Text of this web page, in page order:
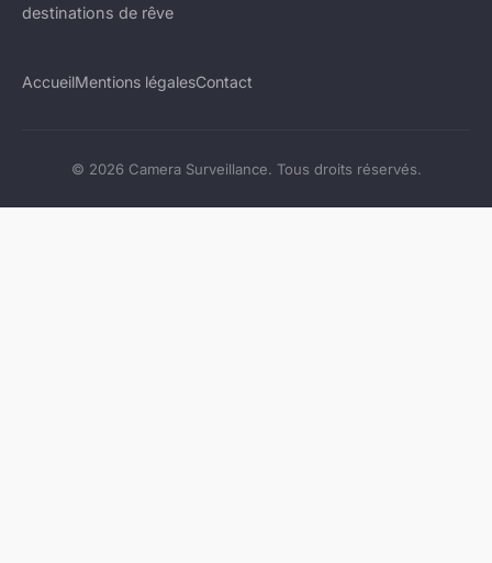
destinations de rêve
AccueilMentions légalesContact
© 2026 Camera Surveillance. Tous droits réservés.